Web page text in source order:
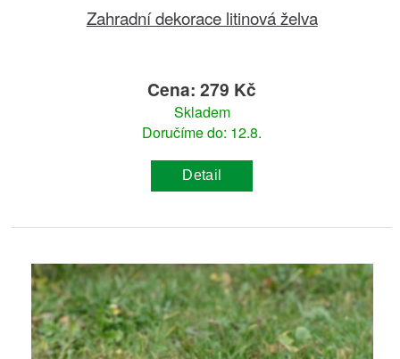
Zahradní dekorace litinová želva
Cena: 279 Kč
Skladem
Doručíme do: 12.8.
Detail